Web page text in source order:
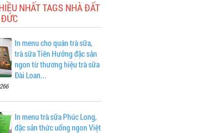
NHẤT TAGS NHÀ ĐẤT
In menu cho quán trà sữa,
trà sữa Tiên Hưởng đặc sản
ngon từ thương hiệu trà sữa
Đài Loan...
In menu trà sữa Phúc Long,
đặc sản thức uống ngon Việt